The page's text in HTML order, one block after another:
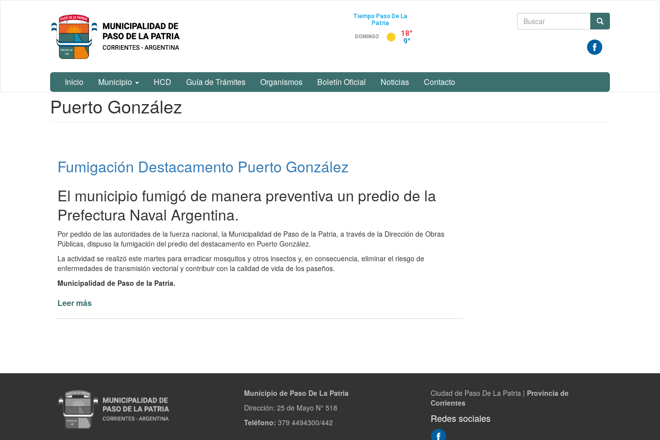
Municipalidad
de Paso De
La Patria
Formulario
Inicio Municipio HCD Guía de Trámites Organismos Boletín Oficial Noticias Contacto
Contenido
Puerto González
Fumigación Destacamento Puerto González
El municipio fumigó de manera preventiva un predio de la
Prefectura Naval Argentina.
Por pedido de las autoridades de la fuerza nacional, la Municipalidad de Paso de la Patria, a través de la Dirección de Obras
Públicas, dispuso la fumigación del predio del destacamento en Puerto González.
La actividad se realizó este martes para erradicar mosquitos y otros insectos y, en consecuencia, eliminar el riesgo de
enfermedades de transmisión vectorial y contribuir con la calidad de vida de los paseños.
Municipalidad de Paso de la Patria.
Leer más
Municipio de Paso De La Patria
Dirección: 25 de Mayo N° 518
Teléfono: 379 4494300/442
Ciudad de Paso De La Patria | Provincia de
Corrientes
Redes sociales